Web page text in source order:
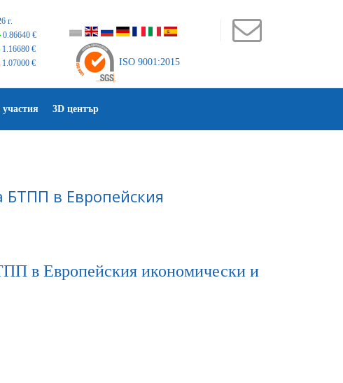
г.
0.86640 €
1.16680 €
1.07000 € ISO 9001:2015
3D център
БТПП в Европейския
в Европейския икономически и